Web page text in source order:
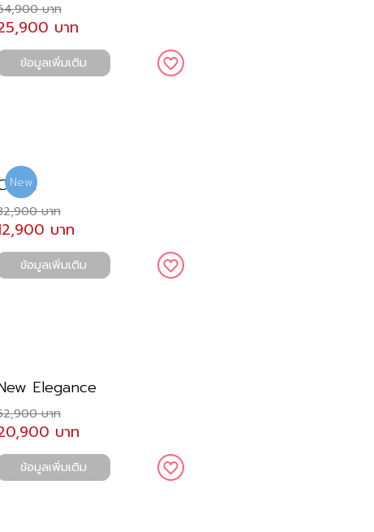
บาท
บาท
ข้อมูลเพิ่มเติม
New
บาท
บาท
ข้อมูลเพิ่มเติม
Elegance
บาท
บาท
ข้อมูลเพิ่มเติม